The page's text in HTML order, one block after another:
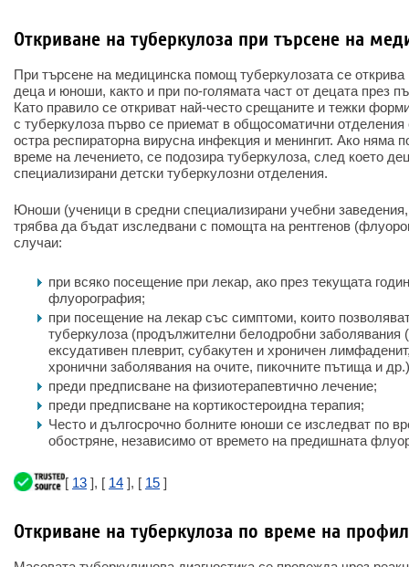
Откриване на туберкулоза при търсене на
При търсене на медицинска помощ туберкулозата се открива
деца и юноши, както и при по-голямата част от децата през
Като правило се откриват най-често срещаните и тежки
с туберкулоза първо се приемат в общосоматични отделения
остра респираторна вирусна инфекция и менингит. Ако няма
време на лечението, се подозира туберкулоза, след което
специализирани детски туберкулозни отделения.
Юноши (ученици в средни специализирани учебни
трябва да бъдат изследвани с помощта на рентгенов
случаи:
при всяко посещение при лекар, ако през текущата
флуорография;
при посещение на лекар със симптоми, които
туберкулоза (продължителни белодробни заболявания
ексудативен плеврит, субакутен и хроничен
хронични заболявания на очите, пикочните пътища и
преди предписване на физиотерапевтично лечение;
преди предписване на кортикостероидна терапия;
Често и дългосрочно болните юноши се изследват по
обостряне, независимо от времето на предишната
[ 13 ], [ 14 ], [ 15 ]
Откриване на туберкулоза по време на